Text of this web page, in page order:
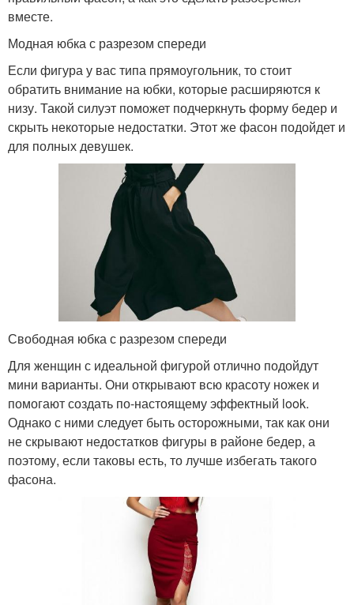
вместе.
Модная юбка с разрезом спереди
Если фигура у вас типа прямоугольник, то стоит
обратить внимание на юбки, которые расширяются к
низу. Такой силуэт поможет подчеркнуть форму бедер и
скрыть некоторые недостатки. Этот же фасон подойдет и
для полных девушек.
Свободная юбка с разрезом спереди
Для женщин с идеальной фигурой отлично подойдут
мини варианты. Они открывают всю красоту ножек и
помогают создать по-настоящему эффектный look.
Однако с ними следует быть осторожными, так как они
не скрывают недостатков фигуры в районе бедер, а
поэтому, если таковы есть, то лучше избегать такого
фасона.